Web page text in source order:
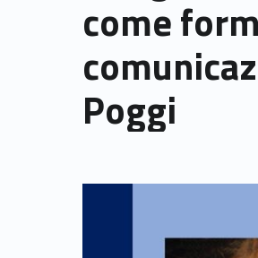
come
Poggi
Link identifier archive #link-archive-thumb-soap-87821